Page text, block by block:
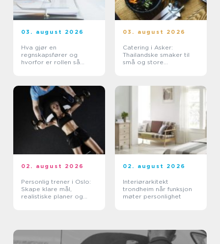
03. august 2026
Hva gjør en
regnskapsfører og
hvorfor er rollen så
03. august 2026
Catering i Asker:
Thailandske smaker til
små og store
02. august 2026
Personlig trener i Oslo:
Skape klare mål,
realistiske planer og
02. august 2026
Interiørarkitekt
trondheim når funksjon
møter personlighet